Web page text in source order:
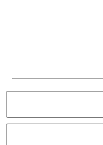
Tous nos prix sont